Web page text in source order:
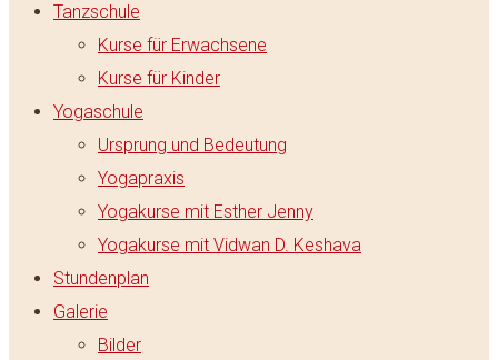
Tanzschule
Kurse für Erwachsene
Kurse für Kinder
Yogaschule
Ursprung und Bedeutung
Yogapraxis
Yogakurse mit Esther Jenny
Yogakurse mit Vidwan D. Keshava
Stundenplan
Galerie
Bilder